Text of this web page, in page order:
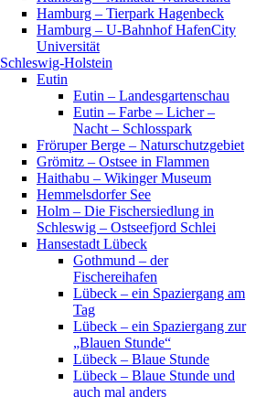
Hamburg – Tierpark Hagenbeck
Hamburg – U-Bahnhof HafenCity
Universität
Schleswig-Holstein
Eutin
Eutin – Landesgartenschau
Eutin – Farbe – Licher –
Nacht – Schlosspark
Fröruper Berge – Naturschutzgebiet
Grömitz – Ostsee in Flammen
Haithabu – Wikinger Museum
Hemmelsdorfer See
Holm – Die Fischersiedlung in
Schleswig – Ostseefjord Schlei
Hansestadt Lübeck
Gothmund – der
Fischereihafen
Lübeck – ein Spaziergang am
Tag
Lübeck – ein Spaziergang zur
„Blauen Stunde“
Lübeck – Blaue Stunde
Lübeck – Blaue Stunde und
auch mal anders